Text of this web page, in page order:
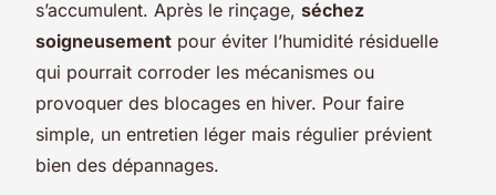
s’accumulent. Après le rinçage, séchez
soigneusement pour éviter l’humidité résiduelle
qui pourrait corroder les mécanismes ou
provoquer des blocages en hiver. Pour faire
simple, un entretien léger mais régulier prévient
bien des dépannages.